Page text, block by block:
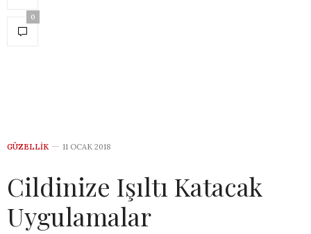
0
GÜZELLIK 11 OCAK 2018
Cildinize Işıltı Katacak
Uygulamalar